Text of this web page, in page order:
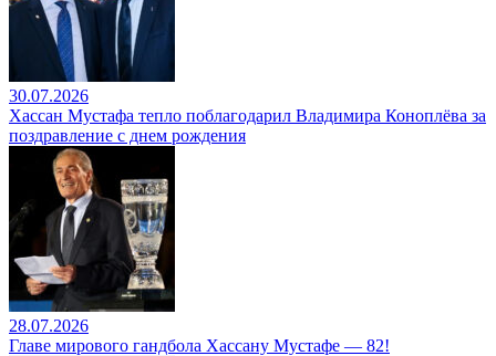
30.07.2026
Хассан Мустафа тепло поблагодарил Владимира Коноплёва за
поздравление с днем рождения
28.07.2026
Главе мирового гандбола Хассану Мустафе — 82!